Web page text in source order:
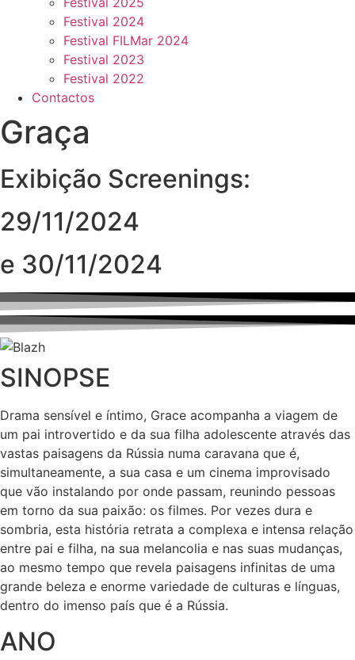
Festival 2024
Festival FILMar 2024
Festival 2023
Festival 2022
Contactos
Graça
Exibição Screenings:
29/11/2024
e 30/11/2024
SINOPSE
Drama sensível e íntimo, Grace acompanha a viagem de
um pai introvertido e da sua filha adolescente através das
vastas paisagens da Rússia numa caravana que é,
simultaneamente, a sua casa e um cinema improvisado
que vão instalando por onde passam, reunindo pessoas
em torno da sua paixão: os filmes. Por vezes dura e
sombria, esta história retrata a complexa e intensa relação
entre pai e filha, na sua melancolia e nas suas mudanças,
ao mesmo tempo que revela paisagens infinitas de uma
grande beleza e enorme variedade de culturas e línguas,
dentro do imenso país que é a Rússia.
ANO